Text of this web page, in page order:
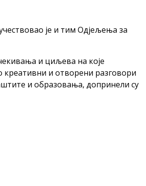
је и тим Одјељења за
и циљева на које
креативни и отворени разговори
и образовања, допринели су